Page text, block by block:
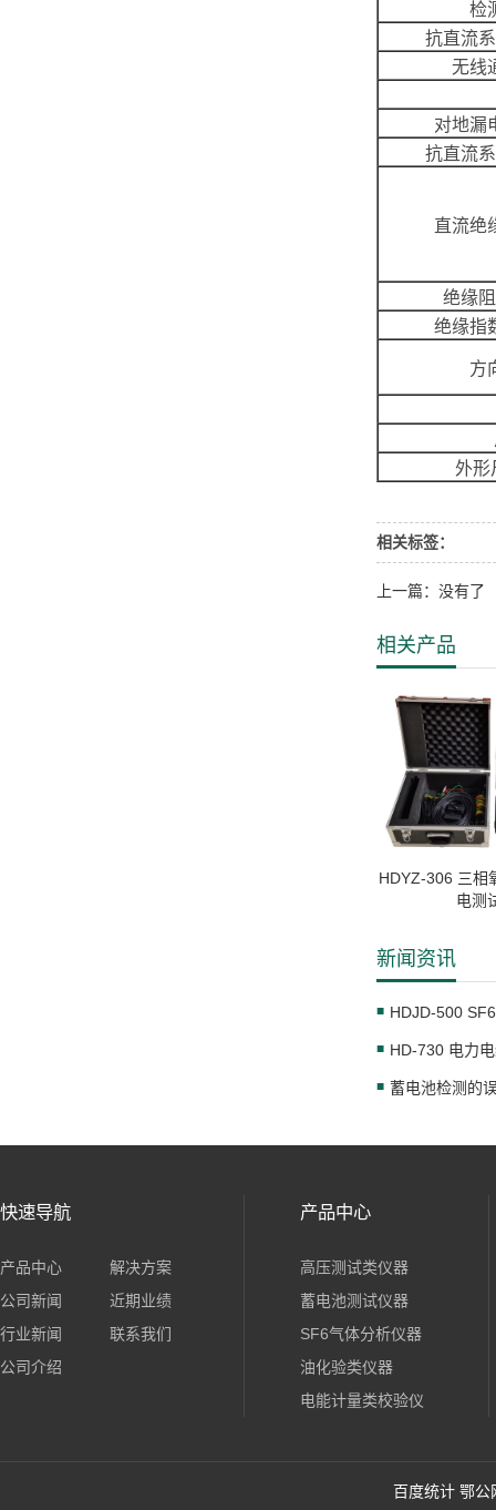
检
抗直流
无线
对地漏
抗直流
直流绝
绝缘
绝缘指
方
外形
相关标签：
上一篇：没有了
相关产品
HDYZ-306 三相
电测
新闻资讯
HDJD-500
HD-730 电力
蓄电池检测的
快速导航
产品中心
解决方案
公司新闻
近期业绩
行业新闻
联系我们
公司介绍
产品中心
高压测试类仪器
蓄电池测试仪器
SF6气体分析仪器
油化验类仪器
电能计量类校验仪
百度统计 鄂公